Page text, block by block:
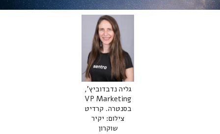
גליה נדבדוביץ',
VP Marketing
בסנטרה. קרדיט
צילום: יקיר
שוקרון